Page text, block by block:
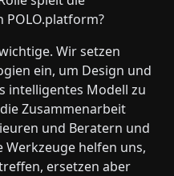
Wir setzen
ein, um Design und
intelligentes Modell zu
Zusammenarbeit
und Beratern und
helfen uns,
ersetzen aber